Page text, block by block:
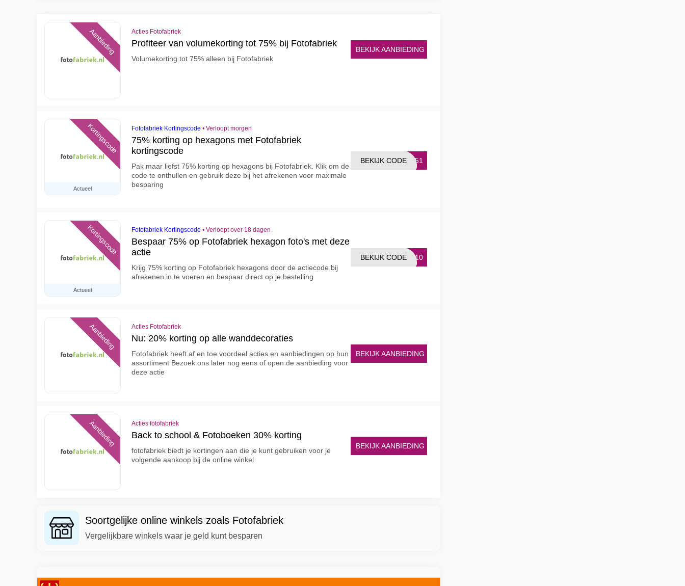
Aanbieding Acties Fotofabriek
Profiteer van volumekorting tot 75% bij Fotofabriek
Volumekorting tot 75% alleen bij Fotofabriek
BEKIJK AANBIEDING
Actueel
Kortingscode Fotofabriek Kortingscode • Verloopt morgen
75% korting op hexagons met Fotofabriek
kortingscode
Pak maar liefst 75% korting op hexagons bij Fotofabriek. Klik om de
code te onthullen en gebruik deze bij het afrekenen voor maximale
besparing
TP51
BEKIJK CODE
Actueel
Kortingscode Fotofabriek Kortingscode • Verloopt over 18 dagen
Bespaar 75% op Fotofabriek hexagon foto's met deze
actie
Krijg 75% korting op Fotofabriek hexagons door de actiecode bij
afrekenen in te voeren en bespaar direct op je bestelling
G110
BEKIJK CODE
Aanbieding Acties Fotofabriek
Nu: 20% korting op alle wanddecoraties
Fotofabriek heeft af en toe voordeel acties en aanbiedingen op hun
assortiment Bezoek ons later nog eens of open de aanbieding voor
deze actie
BEKIJK AANBIEDING
Aanbieding Acties fotofabriek
Back to school & Fotoboeken 30% korting
fotofabriek biedt je kortingen aan die je kunt gebruiken voor je
volgende aankoop bij de online winkel
BEKIJK AANBIEDING
Soortgelijke online winkels zoals Fotofabriek
Vergelijkbare winkels waar je geld kunt besparen